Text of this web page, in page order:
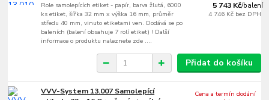
Role samolepících etiket - papír, barva žlutá, 6000
ks etiket, šířka 32 mm x výška 16 mm, průměr
středu 40 mm, vinuto etiketami ven. Dodává se po
baleních (balení obsahuje 7 rolí etiket) ! Další
informace o produktu naleznete zde ....
5 743 Kč/balení
4 746 Kč bez DPH
Přidat do košíku
VVV-System 13.007 Samolepící
Cena a termín dodání